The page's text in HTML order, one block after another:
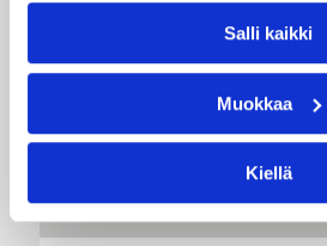
Salli kaikki
Muokkaa
Kiellä